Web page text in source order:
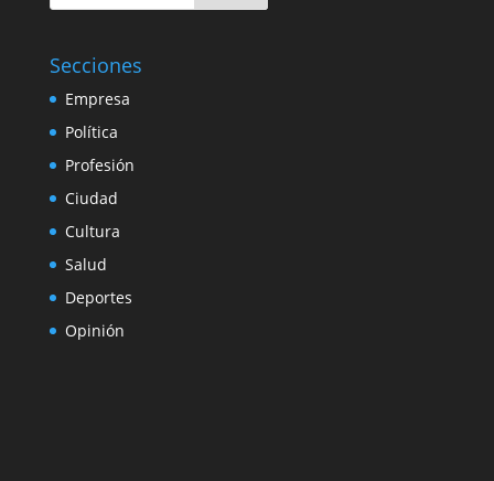
Secciones
Empresa
Política
Profesión
Ciudad
Cultura
Salud
Deportes
Opinión